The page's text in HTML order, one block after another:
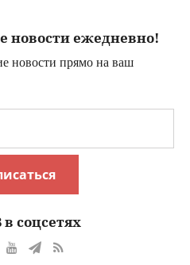
новости ежедневно!
новости прямо на ваш
соцсетях